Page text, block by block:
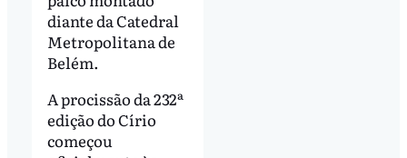
diante da Catedral
Metropolitana de
Belém.
A procissão da 232ª
edição do Círio
começou